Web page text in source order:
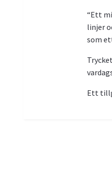
“Ett
linjer
som
Ett